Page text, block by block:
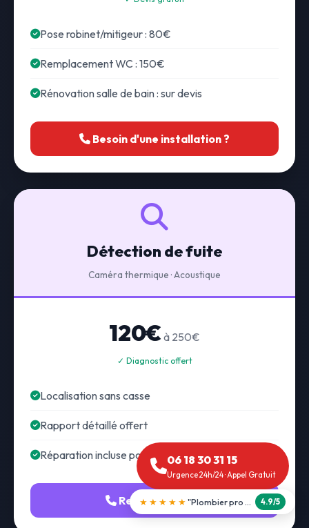
Pose robinet/mitigeur : 80€
Remplacement WC : 150€
Rénovation salle de bain : sur devis
Besoin d'une installation ?
Détection de fuite
Caméra thermique · Acoustique
120€ à 250€
✓ Diagnostic offert
Localisation sans casse
Rapport détaillé offert
Réparation incluse possible
Recherche fuite
06 18 30 31 15
Urgence 24h/24 · Appel Gratuit
★★★★★ "Débouchage WC en 30 min" 5.0/5